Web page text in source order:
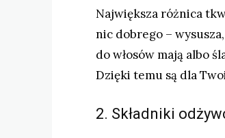
Największa różnica
nic dobrego –
do włosów mają albo
Dzięki temu są dla
2. Składniki